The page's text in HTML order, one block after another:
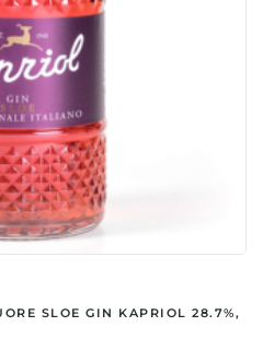
SLOE GIN KAPRIOL 28.7%,